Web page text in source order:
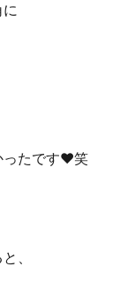
ったです♥️笑
、